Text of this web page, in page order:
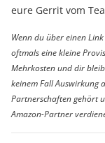
eure Gerrit vom
Wenn du über einen
oftmals eine kleine
Mehrkosten und dir
keinem Fall Auswirkung
Partnerschaften gehört
Amazon-Partner